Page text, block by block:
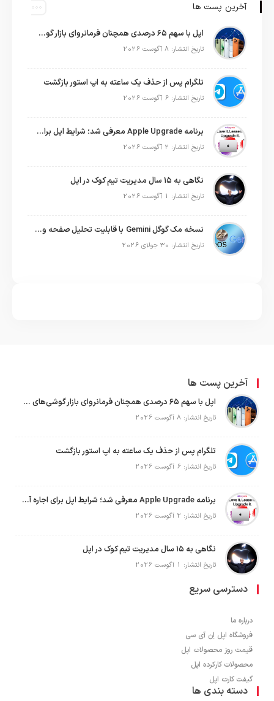
آخرین پست ها
اپل با سهم ۶۵ درصدی همچنان فرمانروای بازار گوشی‌های پریمیوم جهان است
تاریخ انتشار: 8 آگوست 2026
تلگرام پس از حذف یک ساعته به اپ استور بازگشت
تاریخ انتشار: 6 آگوست 2026
برنامه Apple Upgrade معرفی شد؛ شرایط اپل برای اجاره آیفون، آیپد، مک و اپل واچ
تاریخ انتشار: 2 آگوست 2026
نگاهی به ۱۵ سال مدیریت تیم کوک در اپل
تاریخ انتشار: 1 آگوست 2026
نسخه مک گوگل Gemini با قابلیت تحلیل صفحه و دستورات صوتی در به‌روزرسانی جدید
تاریخ انتشار: 30 جولای 2026
آخرین پست ها
اپل با سهم ۶۵ درصدی همچنان فرمانروای بازار گوشی‌های پریمیوم جهان است
تاریخ انتشار: 8 آگوست 2026
تلگرام پس از حذف یک ساعته به اپ استور بازگشت
تاریخ انتشار: 6 آگوست 2026
برنامه Apple Upgrade معرفی شد؛ شرایط اپل برای اجاره آیفون، آیپد، مک و اپل واچ
تاریخ انتشار: 2 آگوست 2026
نگاهی به ۱۵ سال مدیریت تیم کوک در اپل
تاریخ انتشار: 1 آگوست 2026
دسترسی سریع
درباره ما
فروشگاه اپل اِن آی سی
قیمت روز محصولات اپل
محصولات کارکرده اپل
گیفت کارت اپل
دسته بندی ها